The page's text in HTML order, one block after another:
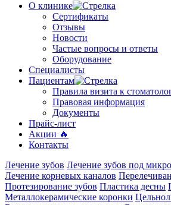
О клинике
Сертификаты
Отзывы
Новости
Частые вопросы и ответы
Оборудование
Специалисты
Пациентам
Правила визита к
Правовая информация
Документы
Прайс-лист
Акции 🔥
Контакты
Лечение зубов Лечение зубов под
Лечение корневых каналов
Протезирование зубов Пластика десны
Металлокерамические коронки